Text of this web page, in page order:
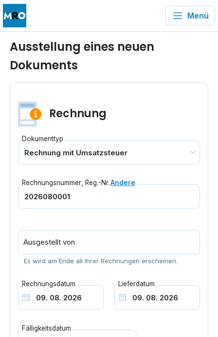
Menü
Ausstellung eines neuen
Dokuments
Rechnung
Dokumenttyp
Rechnungsnummer Reg.-Nr.Andere
Ausgestellt von
Es wird am Ende all Ihrer Rechnungen erscheinen.
Rechnungsdatum Lieferdatum
Fälligkeitsdatum